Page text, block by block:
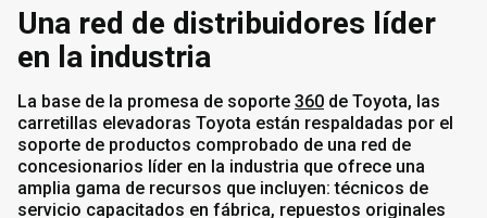
Una red de distribuidores líder
en la industria
La base de la promesa de soporte 360 de Toyota, las
carretillas elevadoras Toyota están respaldadas por el
soporte de productos comprobado de una red de
concesionarios líder en la industria que ofrece una
amplia gama de recursos que incluyen: técnicos de
servicio capacitados en fábrica, repuestos originales